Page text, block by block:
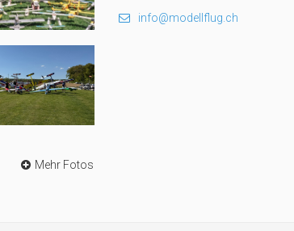
Mehr Fotos
info@modellflug.ch